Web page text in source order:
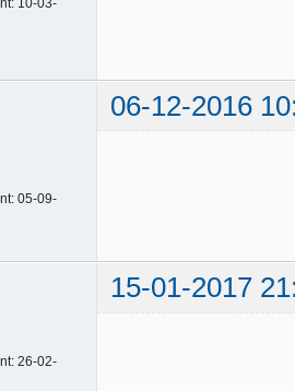
10-03-
06-12-2016
05-09-
15-01-2017
26-02-